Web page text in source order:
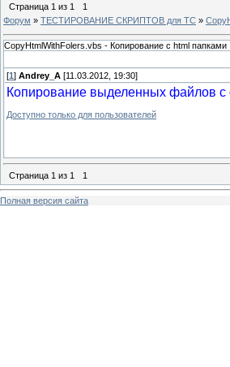
Страница 1 из 1
1
Форум » ТЕСТИРОВАНИЕ СКРИПТОВ для TC »
CopyHtmlWithFolers.vbs - Копирование с html папками
[1 ] Andrey_A [11.03.2012, 19:30]
Копирование выделенных файлов
Доступно только для пользователей
Страница 1 из 1 1
Полная версия сайта